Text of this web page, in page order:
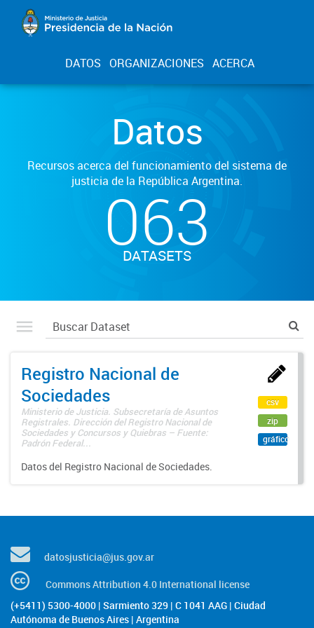
DATOS ORGANIZACIONES ACERCA
Datos
Recursos acerca del funcionamiento del sistema de
justicia de la República Argentina.
063
DATASETS
Registro Nacional de
Sociedades
Ministerio de Justicia. Subsecretaría de Asuntos
Registrales. Dirección del Registro Nacional de
Sociedades y Concursos y Quiebras – Fuente:
Padrón Federal...
Datos del Registro Nacional de Sociedades.
csv
zip
gráfico
datosjusticia@jus.gov.ar
Commons Attribution 4.0 International license
(+5411) 5300-4000 | Sarmiento 329 | C 1041 AAG | Ciudad
Autónoma de Buenos Aires | Argentina